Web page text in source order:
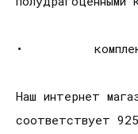
• комплекты
Наш интернет
соответствует